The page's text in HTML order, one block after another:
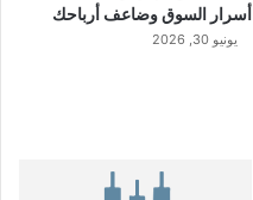
أسرار السوق وضاعف أرباحك
يونيو 30, 2026